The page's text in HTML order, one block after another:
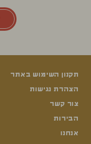
תקנון השימוש באתר
הצהרת נגישות
צור קשר
הבירות
אנחנו